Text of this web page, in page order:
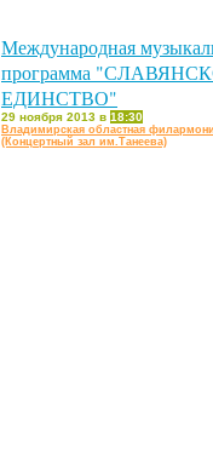
Международная
программа
ЕДИНСТВО"
29 ноября 2013 в 18:30
Владимирская областная
(Концертный зал им.Танеева)